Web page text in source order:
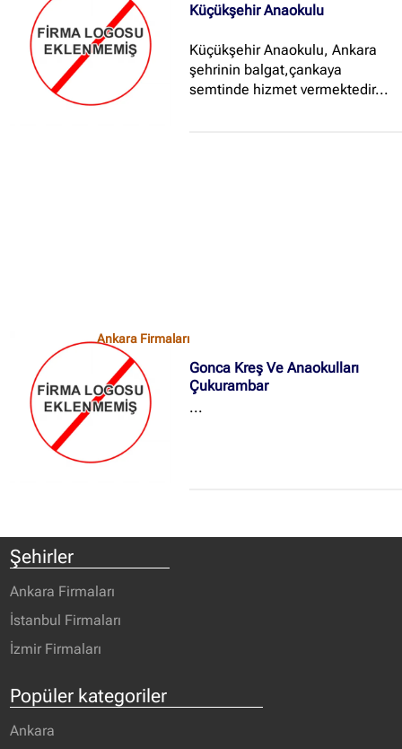
Küçükşehir Anaokulu
Küçükşehir Anaokulu, Ankara
şehrinin balgat,çankaya
semtinde hizmet vermektedir...
Ankara Firmaları
Gonca Kreş Ve Anaokulları
Çukurambar
...
Şehirler
Ankara Firmaları
İstanbul Firmaları
İzmir Firmaları
Popüler kategoriler
Ankara